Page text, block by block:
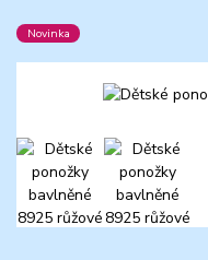
Novinka